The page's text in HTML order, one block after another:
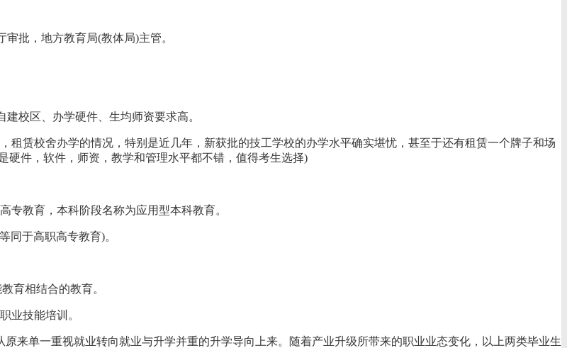
批，地方教育局(教体局)主管。
校区、办学硬件、生均师资要求高。
租赁校舍办学的情况，特别是近几年，新获批的技工学校的办学水平确实堪忧，甚至于还有租赁一个牌子和场
硬件，软件，师资，教学和管理水平都不错，值得考生选择)
专教育，本科阶段名称为应用型本科教育。
同于高职高专教育)。
育相结合的教育。
业技能培训。
来单一重视就业转向就业与升学并重的升学导向上来。随着产业升级所带来的职业业态变化，以上两类毕业生